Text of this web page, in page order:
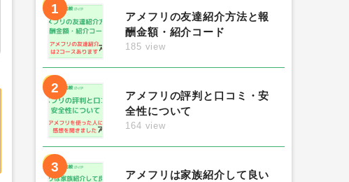
1
アメフリの友達紹介方法と報
酬金額・紹介コード
185 view
2
アメフリの評判と口コミ・安
全性について
164 view
3
アメフリは家族紹介して良い